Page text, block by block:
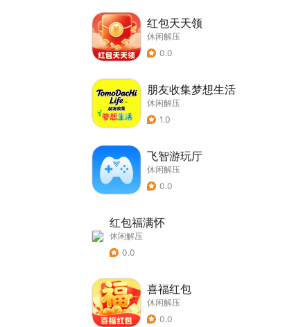
红包天天领
休闲解压
0.0
朋友收集梦想生活
休闲解压
1.0
飞智游玩厅
休闲解压
0.0
红包福满怀
休闲解压
0.0
喜福红包
休闲解压
0.0